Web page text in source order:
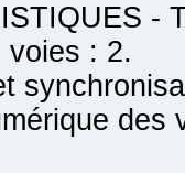
-
voies : 2.
des